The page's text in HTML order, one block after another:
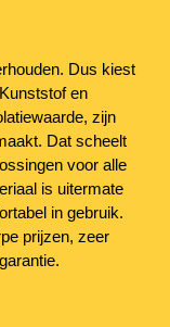
Dus kiest
en
zijn
Dat scheelt
voor alle
is uitermate
in gebruik.
prijzen, zeer